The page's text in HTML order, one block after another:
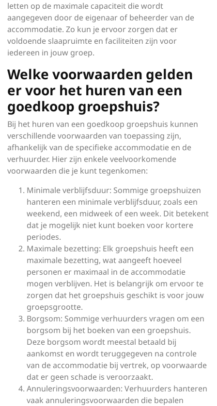
letten op de maximale capaciteit die wordt
aangegeven door de eigenaar of beheerder van de
accommodatie. Zo kun je ervoor zorgen dat er
voldoende slaapruimte en faciliteiten zijn voor
iedereen in jouw groep.
Welke voorwaarden gelden
er voor het huren van een
goedkoop groepshuis?
Bij het huren van een goedkoop groepshuis kunnen
verschillende voorwaarden van toepassing zijn,
afhankelijk van de specifieke accommodatie en de
verhuurder. Hier zijn enkele veelvoorkomende
voorwaarden die je kunt tegenkomen:
Minimale verblijfsduur: Sommige groepshuizen
hanteren een minimale verblijfsduur, zoals een
weekend, een midweek of een week. Dit betekent
dat je mogelijk niet kunt boeken voor kortere
periodes.
Maximale bezetting: Elk groepshuis heeft een
maximale bezetting, wat aangeeft hoeveel
personen er maximaal in de accommodatie
mogen verblijven. Het is belangrijk om ervoor te
zorgen dat het groepshuis geschikt is voor jouw
groepsgrootte.
Borgsom: Sommige verhuurders vragen om een
borgsom bij het boeken van een groepshuis.
Deze borgsom wordt meestal betaald bij
aankomst en wordt teruggegeven na controle
van de accommodatie bij vertrek, op voorwaarde
dat er geen schade is veroorzaakt.
Annuleringsvoorwaarden: Verhuurders hanteren
vaak annuleringsvoorwaarden die bepalen